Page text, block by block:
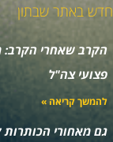
חדש באתר שבתון
הקרב שאחרי הקרב:
פצועי צה"ל
להמשך קריאה »
גם מאחורי הכותרות